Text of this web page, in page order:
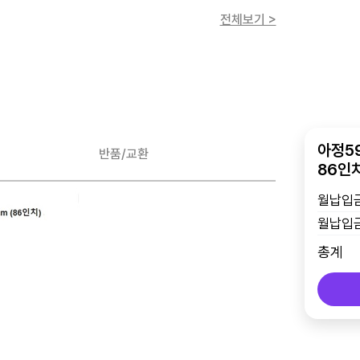
전체보기 >
반품/교환
아정
86인
월납입
월납입
총계